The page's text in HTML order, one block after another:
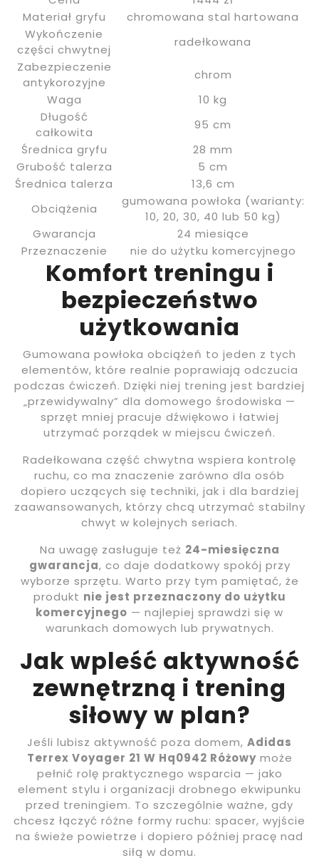
Materiał gryfu
chromowana stal hartowana
Wykończenie
części chwytnej
radełkowana
Zabezpieczenie
antykorozyjne
chrom
Waga
10 kg
Długość
całkowita
95 cm
Średnica gryfu
28 mm
Grubość talerza
5 cm
Średnica talerza
13,6 cm
Obciążenia
gumowana powłoka (warianty:
10, 20, 30, 40 lub 50 kg)
Gwarancja
24 miesiące
Przeznaczenie
nie do użytku komercyjnego
Komfort treningu i
bezpieczeństwo
użytkowania
Gumowana powłoka obciążeń to jeden z tych
elementów, które realnie poprawiają odczucia
podczas ćwiczeń. Dzięki niej trening jest bardziej
„przewidywalny” dla domowego środowiska —
sprzęt mniej pracuje dźwiękowo i łatwiej
utrzymać porządek w miejscu ćwiczeń.
Radełkowana część chwytna wspiera kontrolę
ruchu, co ma znaczenie zarówno dla osób
dopiero uczących się techniki, jak i dla bardziej
zaawansowanych, którzy chcą utrzymać stabilny
chwyt w kolejnych seriach.
Na uwagę zasługuje też 24-miesięczna
gwarancja, co daje dodatkowy spokój przy
wyborze sprzętu. Warto przy tym pamiętać, że
produkt nie jest przeznaczony do użytku
komercyjnego — najlepiej sprawdzi się w
warunkach domowych lub prywatnych.
Jak wpleść aktywność
zewnętrzną i trening
siłowy w plan?
Jeśli lubisz aktywność poza domem, Adidas
Terrex Voyager 21 W Hq0942 Różowymoże
pełnić rolę praktycznego wsparcia — jako
element stylu i organizacji drobnego ekwipunku
przed treningiem. To szczególnie ważne, gdy
chcesz łączyć różne formy ruchu: spacer, wyjście
na świeże powietrze i dopiero później pracę nad
siłą w domu.